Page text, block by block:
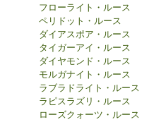
フローライト・ルース
ペリドット・ルース
ダイアスポア・ルース
タイガーアイ・ルース
ダイヤモンド・ルース
モルガナイト・ルース
ラブラドライト・ルース
ラピスラズリ・ルース
ローズクォーツ・ルース